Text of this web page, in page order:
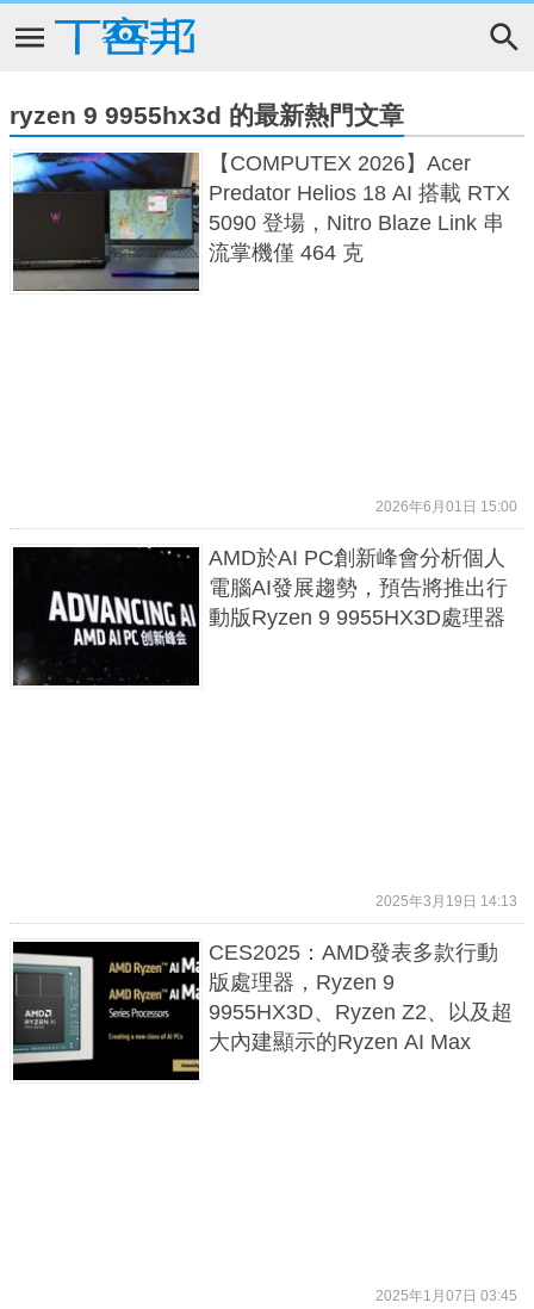
ryzen 9 9955hx3d 的最新熱門文章
【COMPUTEX 2026】Acer
Predator Helios 18 AI 搭載 RTX
5090 登場，Nitro Blaze Link 串
流掌機僅 464 克
2026年6月01日 15:00
AMD於AI PC創新峰會分析個人
電腦AI發展趨勢，預告將推出行
動版Ryzen 9 9955HX3D處理器
2025年3月19日 14:13
CES2025：AMD發表多款行動
版處理器，Ryzen 9
9955HX3D、Ryzen Z2、以及超
大內建顯示的Ryzen AI Max
2025年1月07日 03:45